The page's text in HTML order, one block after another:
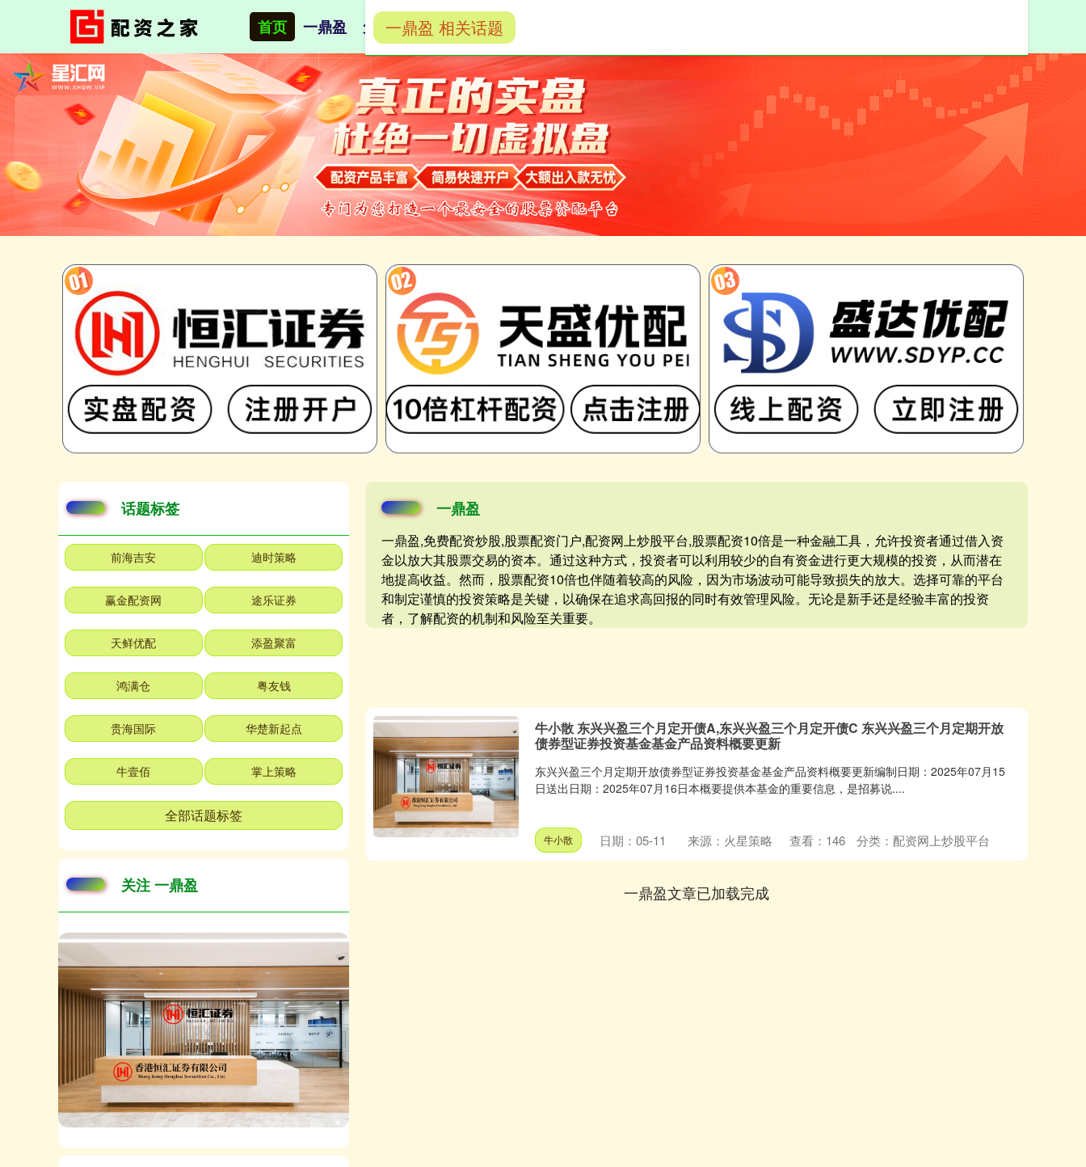
首页 一鼎盈 免费配资炒股 股票配资门户
一鼎盈
一鼎盈,免费配资炒股,股票配资门户,配资网上炒股平台,股票配资10倍是一种金融工具，允许投资者通过借入资
金以放大其股票交易的资本。通过这种方式，投资者可以利用较少的自有资金进行更大规模的投资，从而潜在
地提高收益。然而，股票配资10倍也伴随着较高的风险，因为市场波动可能导致损失的放大。选择可靠的平台
和制定谨慎的投资策略是关键，以确保在追求高回报的同时有效管理风险。无论是新手还是经验丰富的投资
者，了解配资的机制和风险至关重要。
一鼎盈 相关话题
牛小散 东兴兴盈三个月定开债A,东兴兴盈三个月定开债C 东兴兴盈三个月定期开放
债券型证券投资基金基金产品资料概要更新
东兴兴盈三个月定期开放债券型证券投资基金基金产品资料概要更新编制日期：2025年07月15
日送出日期：2025年07月16日本概要提供本基金的重要信息，是招募说....
牛小散 日期：05-11 来源：火星策略 查看： 146 分类：配资网上炒股平台
一鼎盈文章已加载完成
话题标签
前海吉安 迪时策略
赢金配资网 途乐证券
天鲜优配 添盈聚富
鸿满仓 粤友钱
贵海国际 华楚新起点
牛壹佰 掌上策略
全部话题标签
关注 一鼎盈